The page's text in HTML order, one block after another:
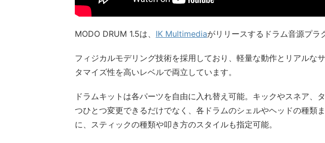
MODO DRUM 1.5は、 IK Multimediaがリリースするドラム音源プラ
フィジカルモデリング技術を採用しており、軽量な動作とリアルな
タマイズ性を高いレベルで両立しています。
ドラムキットは各パーツを自由に入れ替え可能。キックやスネア、
つひとつ変更できるだけでなく、各ドラムのシェルやヘッドの種類
に、スティックの種類や叩き方のスタイルも指定可能。